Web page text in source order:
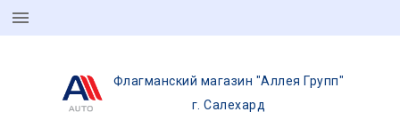
Флагманский магазин "Аллея Групп"
г. Салехард